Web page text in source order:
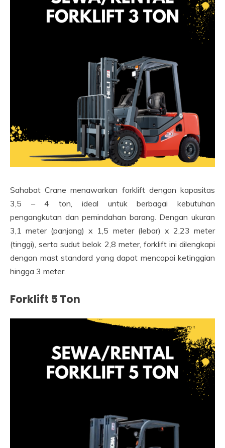
Sahabat Crane menawarkan forklift dengan kapasitas
3,5 – 4 ton, ideal untuk berbagai kebutuhan
pengangkutan dan pemindahan barang. Dengan ukuran
3,1 meter (panjang) x 1,5 meter (lebar) x 2,23 meter
(tinggi), serta sudut belok 2,8 meter, forklift ini dilengkapi
dengan mast standard yang dapat mencapai ketinggian
hingga 3 meter.
Forklift 5 Ton